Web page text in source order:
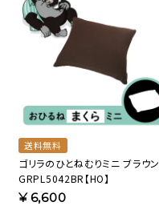
送料無料
ゴリラのひとねむりミニ ブラウン
GRPL5042BR【HO】
¥6,600